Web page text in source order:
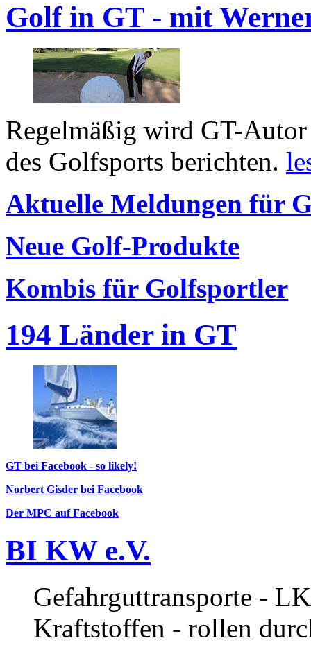
Golf in GT - mit
Regelmäßig wird GT-
des Golfsports berichten.
Aktuelle Meldungen für
Neue Golf-Produkte
Kombis für Golfsportler
194 Länder in GT
GT bei Facebook - so likely!
Norbert Gisder bei Facebook
Der MPC auf Facebook
BI KW e.V.
Gefahrguttransporte -
Kraftstoffen - rollen